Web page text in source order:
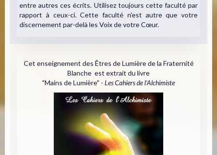
entre autres ces écrits. Utilisez toujours cette faculté par
rapport à ceux-ci. Cette faculté n'est autre que votre
discernement par-delà les Voix de votre Cœur.
Cet enseignement des Êtres de Lumière de la Fraternité
Blanche est extrait du livre
"Mains de Lumière" - Les Cahiers de l'Alchimiste